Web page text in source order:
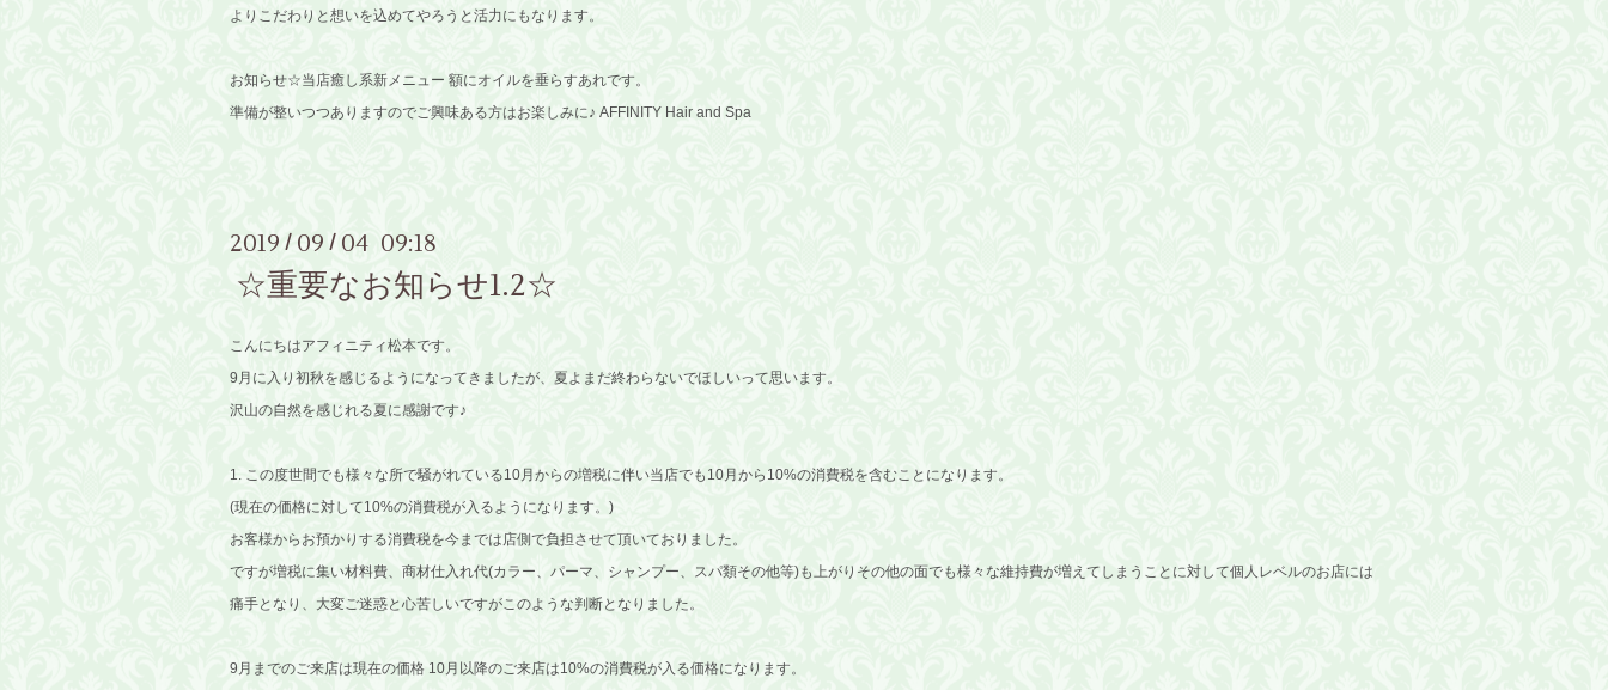
よりこだわりと想いを込めてやろうと活力にもなります。
お知らせ☆当店癒し系新メニュー 額にオイルを垂らすあれです。
準備が整いつつありますのでご興味ある方はお楽しみに♪ AFFINITY Hair and Spa
2019 / 09 / 04 09:18
☆重要なお知らせ1.2☆
こんにちはアフィニティ松本です。
9月に入り初秋を感じるようになってきましたが、夏よまだ終わらないでほしいって思います。
沢山の自然を感じれる夏に感謝です♪
1. この度世間でも様々な所で騒がれている10月からの増税に伴い当店でも10月から10%の消費税を含むことになります。
(現在の価格に対して10%の消費税が入るようになります。)
お客様からお預かりする消費税を今までは店側で負担させて頂いておりました。
ですが増税に集い材料費、商材仕入れ代(カラー、パーマ、シャンプー、スパ類その他等)も上がりその他の面でも様々な維持費が増えてしまうことに対して個人レベルのお店には
痛手となり、大変ご迷惑と心苦しいですがこのような判断となりました。
9月までのご来店は現在の価格 10月以降のご来店は10%の消費税が入る価格になります。